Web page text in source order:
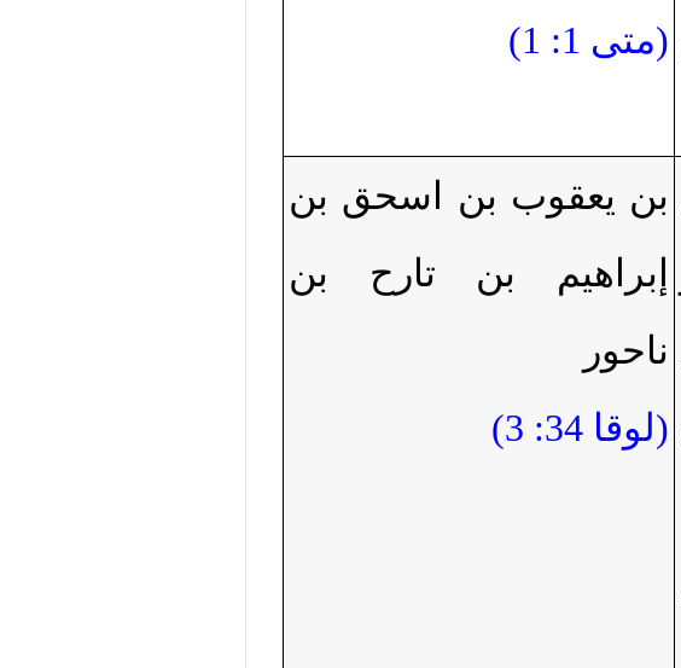
(متى 1: 1 )
بن يعقوب بن اسحق بن
إبراهيم بن تارح بن
ناحور
(لوقا 34: 3 )